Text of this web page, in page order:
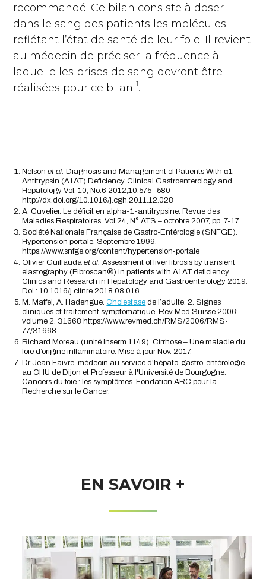
recommandé. Ce bilan consiste à doser
dans le sang des patients les molécules
reflétant l’état de santé de leur foie. Il revient
au médecin de préciser la fréquence à
laquelle les prises de sang devront être
réalisées pour ce bilan 1.
Nelsonet al. Diagnosis and Management of Patients With α1-
Antitrypsin (A1AT) Deficiency. Clinical Gastroenterology and
Hepatology Vol. 10, No.6 2012;10:575–580
http://dx.doi.org/10.1016/j.cgh.2011.12.028
A. Cuvelier. Le déficit en alpha-1-antitrypsine. Revue des
Maladies Respiratoires, Vol.24, N° ATS – octobre 2007, pp. 7-17
Société Nationale Française de Gastro-Entérologie (SNFGE).
Hypertension portale. Septembre 1999.
https://www.snfge.org/content/hypertension-portale
Olivier Guillaudaet al. Assessment of liver fibrosis by transient
elastography (Fibroscan®) in patients with A1AT deficiency.
Clinics and Research in Hepatology and Gastroenterology 2019.
Doi : 10.1016/j.clinre.2018.08.016
M. Maffei, A. Hadengue. Cholestase de l’adulte. 2. Signes
cliniques et traitement symptomatique. Rev Med Suisse 2006;
volume 2. 31668 https://www.revmed.ch/RMS/2006/RMS-
77/31668
Richard Moreau (unité Inserm 1149). Cirrhose – Une maladie du
foie d’origine inflammatoire. Mise à jour Nov. 2017.
Dr Jean Faivre, médecin au service d'hépato-gastro-entérologie
au CHU de Dijon et Professeur à l'Université de Bourgogne.
Cancers du foie : les symptômes. Fondation ARC pour la
Recherche sur le Cancer.
EN SAVOIR +